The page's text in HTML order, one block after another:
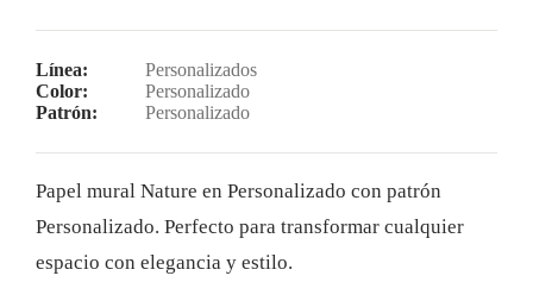
Línea:
Personalizados
Color:
Personalizado
Patrón:
Personalizado
Papel mural Nature en Personalizado con patrón
Personalizado. Perfecto para transformar cualquier
espacio con elegancia y estilo.